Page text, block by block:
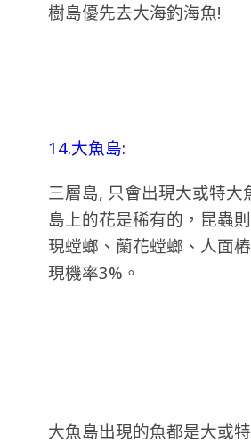
樹島優先去大海釣海魚!
14.大魚島:
三層島, 只會出現大或特大
島上的花是稀有的，昆蟲
現螳螂、蘭花螳螂、人面
現機率3%。
大魚島出現的魚都是大或